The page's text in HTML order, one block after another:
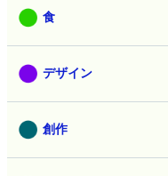
食
デザイン
創作